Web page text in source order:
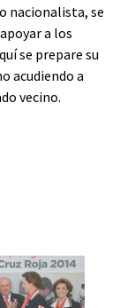
nacionalista, se
a los
se prepare su
acudiendo a
vecino.